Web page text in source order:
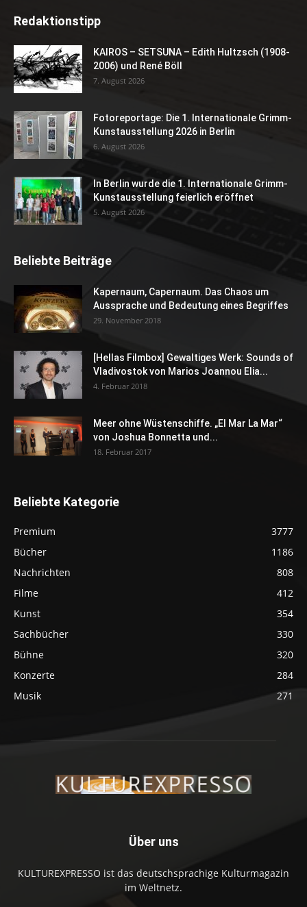
Redaktionstipp
KAIROS – SETSUNA – Edith Hultzsch (1908-
2006) und René Böll
7. August 2026
Fotoreportage: Die 1. Internationale Grimm-
Kunstausstellung 2026 in Berlin
6. August 2026
In Berlin wurde die 1. Internationale Grimm-
Kunstausstellung feierlich eröffnet
5. August 2026
Beliebte Beiträge
Kapernaum, Capernaum. Das Chaos um
Aussprache und Bedeutung eines Begriffes
29. November 2018
[Hellas Filmbox] Gewaltiges Werk: Sounds of
Vladivostok von Marios Joannou Elia...
4. Februar 2018
Meer ohne Wüstenschiffe. „El Mar La Mar“
von Joshua Bonnetta und...
18. Februar 2017
Beliebte Kategorie
Premium
3777
Bücher
1186
Nachrichten
808
Filme
412
Kunst
354
Sachbücher
330
Bühne
320
Konzerte
284
Musik
271
Über uns
KULTUREXPRESSO ist das deutschsprachige Kulturmagazin
im Weltnetz.